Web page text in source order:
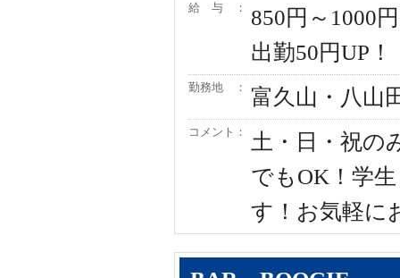
給 与 ：
850円～1000
出勤50円UP！
勤務地 ： 富久山・八山
コメント：
土・日・祝の
でもOK！学
す！お気軽に